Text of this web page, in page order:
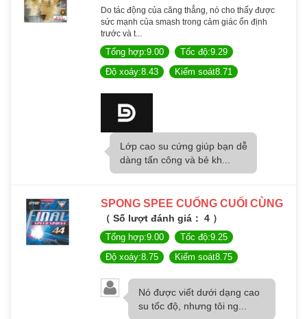
Do tác động của căng thẳng, nó cho thấy được
sức mạnh của smash trong cảm giác ổn định
trước và t...
Tổng hợp:9.00
Tốc độ:9.29
Độ xoáy:8.43
Kiểm soát8.71
Lớp cao su cứng giúp bạn dễ
dàng tấn công và bẻ kh...
SPONG SPEE CUỐNG CUỐI CÙNG
（ Số lượt đánh giá： 4 ）
Tổng hợp:9.00
Tốc độ:9.25
Độ xoáy:8.75
Kiểm soát8.75
Nó được viết dưới dạng cao
su tốc độ, nhưng tôi ng...